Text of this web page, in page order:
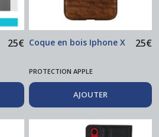
25€ Coque en bois Iphone X 25€
PROTECTION APPLE
AJOUTER